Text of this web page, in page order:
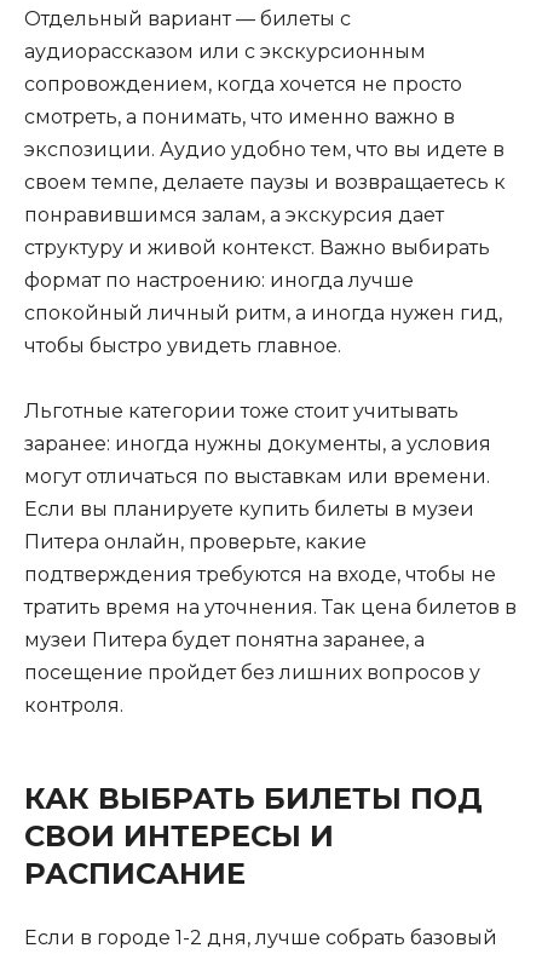
Отдельный вариант — билеты с
аудиорассказом или с экскурсионным
сопровождением, когда хочется не просто
смотреть, а понимать, что именно важно в
экспозиции. Аудио удобно тем, что вы идете в
своем темпе, делаете паузы и возвращаетесь к
понравившимся залам, а экскурсия дает
структуру и живой контекст. Важно выбирать
формат по настроению: иногда лучше
спокойный личный ритм, а иногда нужен гид,
чтобы быстро увидеть главное.
Льготные категории тоже стоит учитывать
заранее: иногда нужны документы, а условия
могут отличаться по выставкам или времени.
Если вы планируете купить билеты в музеи
Питера онлайн, проверьте, какие
подтверждения требуются на входе, чтобы не
тратить время на уточнения. Так цена билетов в
музеи Питера будет понятна заранее, а
посещение пройдет без лишних вопросов у
контроля.
КАК ВЫБРАТЬ БИЛЕТЫ ПОД
СВОИ ИНТЕРЕСЫ И
РАСПИСАНИЕ
Если в городе 1-2 дня, лучше собрать базовый